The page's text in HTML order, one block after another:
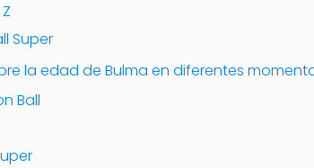
Super
la edad de Bulma en diferentes
Ball